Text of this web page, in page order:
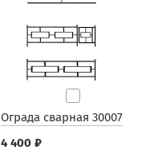
Ограда сварная 30007
4 400 ₽